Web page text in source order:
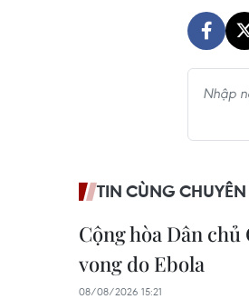
TIN CÙNG
Cộng hòa Dân
vong do Ebola
08/08/2026 15:21